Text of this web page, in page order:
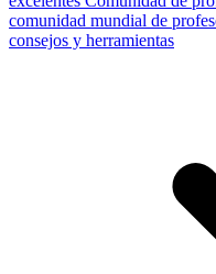
comunidad mundial de
consejos y herramientas